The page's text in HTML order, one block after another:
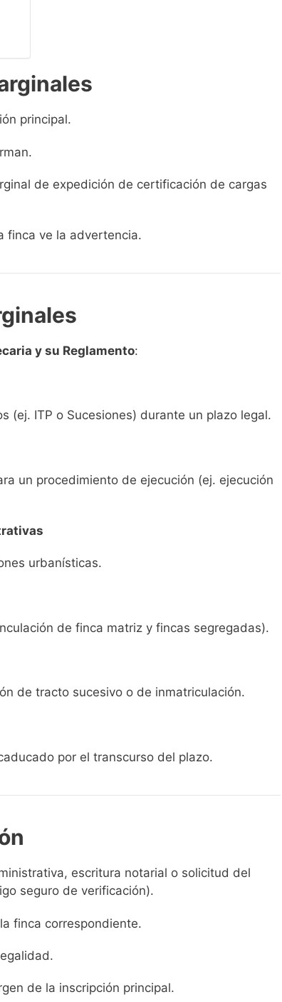
principal.
de expedición de certificación de cargas
finca ve la advertencia.
y su Reglamento:
(ej. ITP o Sucesiones) durante un plazo legal.
un procedimiento de ejecución (ej. ejecución
urbanísticas.
de finca matriz y fincas segregadas).
de tracto sucesivo o de inmatriculación.
por el transcurso del plazo.
escritura notarial o solicitud del
seguro de verificación).
finca correspondiente.
de la inscripción principal.